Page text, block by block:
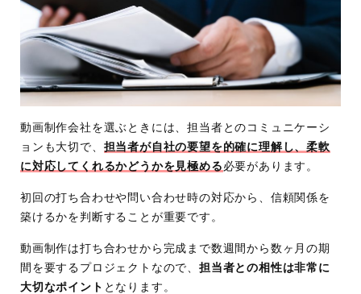
動画制作会社を選ぶときには、担当者とのコミュニケーシ
ョンも大切で、 担当者が自社の要望を的確に理解し、柔軟
に対応してくれるかどうかを見極める 必要があります。
初回の打ち合わせや問い合わせ時の対応から、信頼関係を
築けるかを判断することが重要です。
動画制作は打ち合わせから完成まで数週間から数ヶ月の期
間を要するプロジェクトなので、 担当者との相性は非常に
大切なポイント となります。